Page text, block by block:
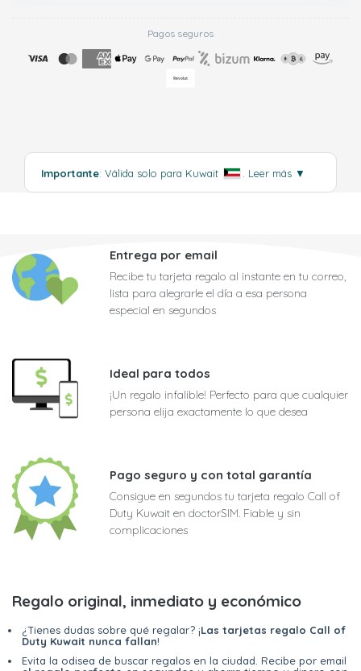
Pagos seguros
Importante: Válida solo para Kuwait Leer más ▼
Entrega por email
Recibe tu tarjeta regalo al instante en tu correo,
lista para alegrarle el día a esa persona
especial en segundos
Ideal para todos
¡Un regalo infalible! Perfecto para que cualquier
persona elija exactamente lo que desea
Pago seguro y con total garantía
Consigue en segundos tu tarjeta regalo Call of
Duty Kuwait en doctorSIM. Fiable y sin
complicaciones
Regalo original, inmediato y económico
¿Tienes dudas sobre qué regalar? ¡Las tarjetas regalo Call of
Duty Kuwait nunca fallan!
Evita la odisea de buscar regalos en la ciudad. Recibe por email